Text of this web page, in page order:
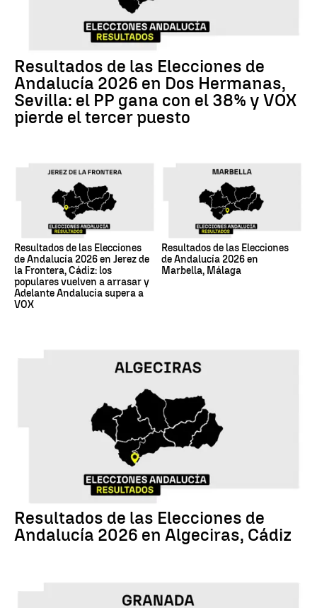
Resultados de las Elecciones de
Andalucía 2026 en Dos Hermanas,
Sevilla: el PP gana con el 38% y VOX
pierde el tercer puesto
Resultados de las Elecciones
de Andalucía 2026 en Jerez de
la Frontera, Cádiz: los
populares vuelven a arrasar y
Adelante Andalucía supera a
VOX
Resultados de las Elecciones
de Andalucía 2026 en
Marbella, Málaga
Resultados de las Elecciones de
Andalucía 2026 en Algeciras, Cádiz